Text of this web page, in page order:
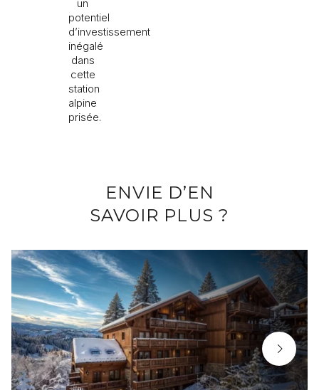
un
potentiel
d’investissement
inégalé
dans
cette
station
alpine
prisée.
ENVIE D’EN
SAVOIR PLUS ?